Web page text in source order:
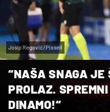
Josip Regović/Pixsell
“NAŠA SNAGA JE
PROLAZ.
DINAMO!“